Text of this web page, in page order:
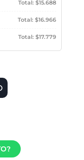
Total: $15.688
Total: $16.966
Total: $17.779